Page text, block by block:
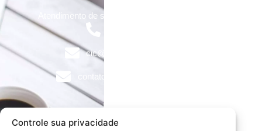
Controle sua privacidade
Atendimento de segunda à sexta, das 9h às 18h.
cic@cicvaledotaquari.com.br
contato@cicvaledotaquari.com.br
Endereço:
Rua Silva Jardim, 96 Lajeado, Rio Grande do Sul –